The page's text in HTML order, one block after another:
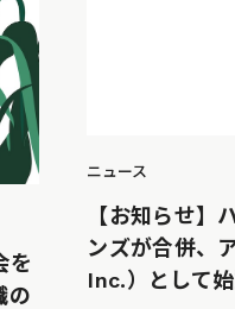
を
の
ニュース
【お知らせ】
ンズが合併、
Inc.）として